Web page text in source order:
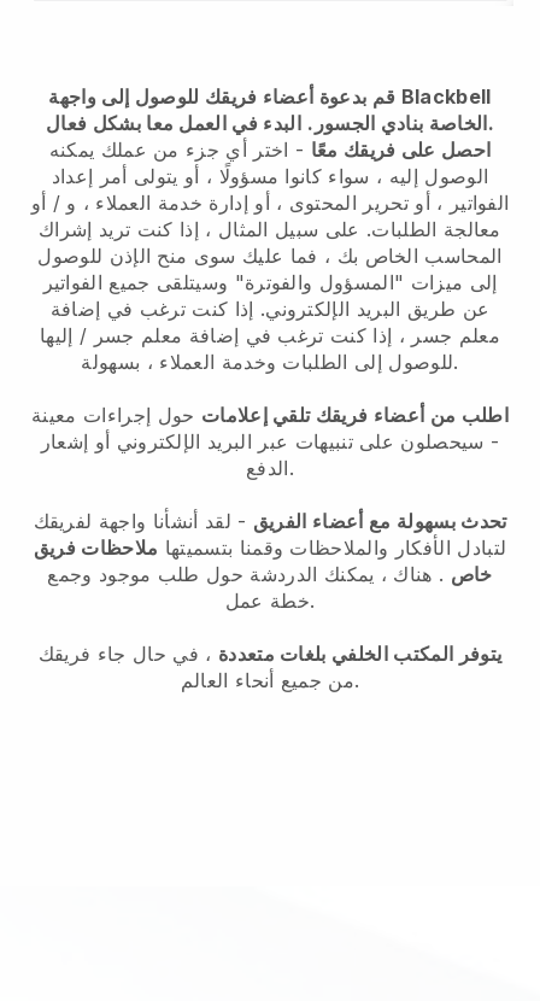
قم بدعوة أعضاء فريقك للوصول إلى واجهة Blackbell
الخاصة بنادي الجسور.البدء في العمل معا بشكل فعال.
احصل على فريقك معًا - اختر أي جزء من عملك يمكنه
الوصول إليه ، سواء كانوا مسؤولًا ، أو يتولى أمر إعداد
الفواتير ، أو تحرير المحتوى ، أو إدارة خدمة العملاء ، و / أو
معالجة الطلبات. على سبيل المثال ، إذا كنت تريد إشراك
المحاسب الخاص بك ، فما عليك سوى منح الإذن للوصول
إلى ميزات "المسؤول والفوترة" وسيتلقى جميع الفواتير
عن طريق البريد الإلكتروني. إذا كنت ترغب في إضافة
معلم جسر ، إذا كنت ترغب في إضافة معلم جسر / إليها
للوصول إلى الطلبات وخدمة العملاء ، بسهولة.
اطلب من أعضاء فريقك تلقي إعلامات حول إجراءات معينة
- سيحصلون على تنبيهات عبر البريد الإلكتروني أو إشعار
الدفع.
تحدث بسهولة مع أعضاء الفريق - لقد أنشأنا واجهة لفريقك
لتبادل الأفكار والملاحظات وقمنا بتسميتها ملاحظات فريق
خاص . هناك ، يمكنك الدردشة حول طلب موجود وجمع
خطة عمل.
يتوفر المكتب الخلفي بلغات متعددة ، في حال جاء فريقك
من جميع أنحاء العالم.